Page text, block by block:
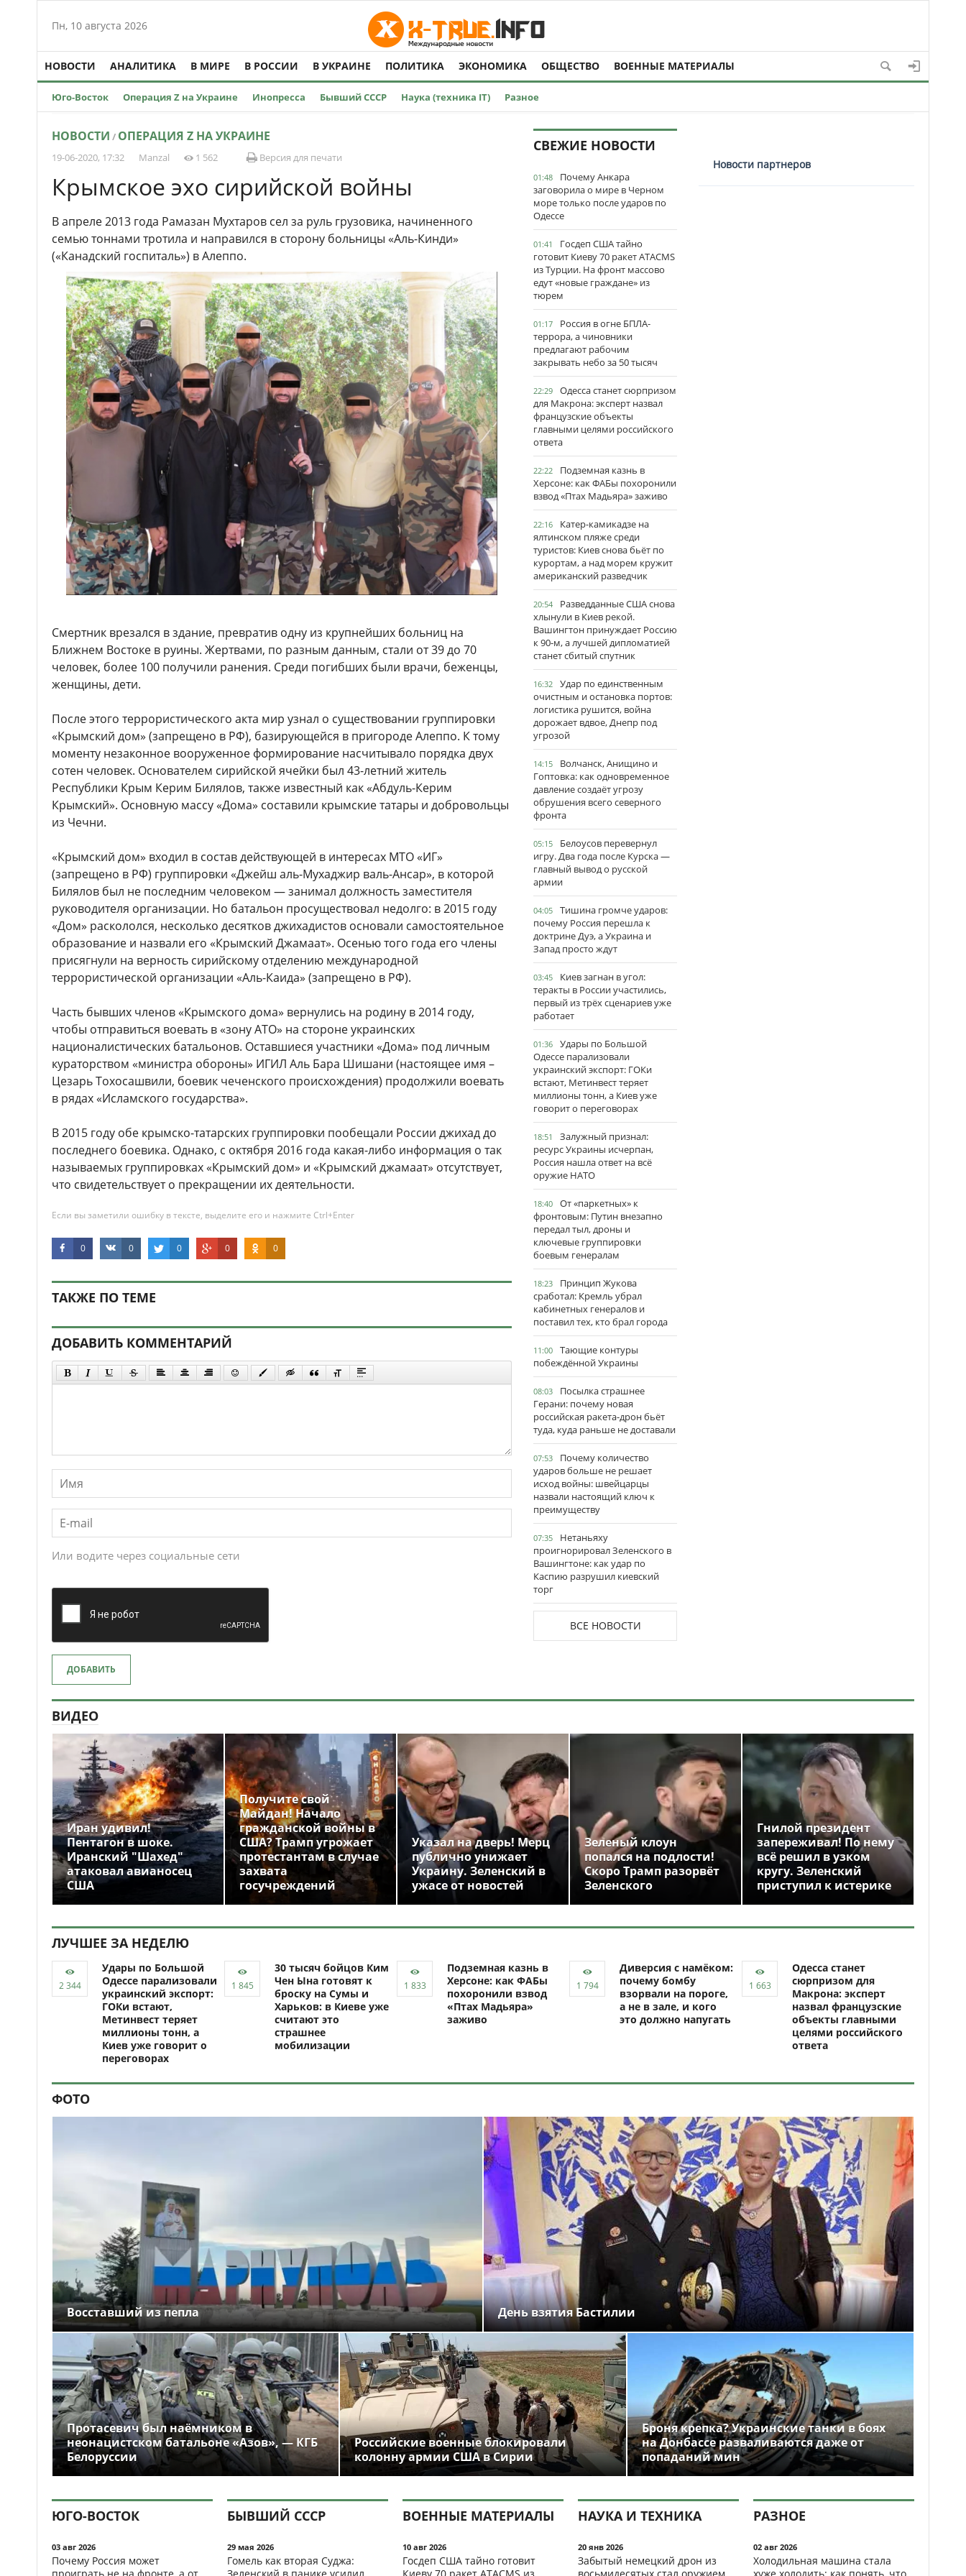
Пн, 10 августа 2026
НОВОСТИ АНАЛИТИКА В МИРЕ В РОССИИ В УКРАИНЕ ПОЛИТИКА ЭКОНОМИКА ОБЩЕСТВО ВОЕННЫЕ МАТЕРИАЛЫ
Юго-Восток Операция Z на Украине Инопресса Бывший СССР Наука (техника IT) Разное
НОВОСТИ / ОПЕРАЦИЯ Z НА УКРАИНЕ
19-06-2020, 17:32 Manzal 1 562 Версия для печати
Крымское эхо сирийской войны
В апреле 2013 года Рамазан Мухтаров сел за руль грузовика, начиненного
семью тоннами тротила и направился в сторону больницы «Аль-Кинди»
(«Канадский госпиталь») в Алеппо.
Смертник врезался в здание, превратив одну из крупнейших больниц на
Ближнем Востоке в руины. Жертвами, по разным данным, стали от 39 до 70
человек, более 100 получили ранения. Среди погибших были врачи, беженцы,
женщины, дети.
После этого террористического акта мир узнал о существовании группировки
«Крымский дом» (запрещено в РФ), базирующейся в пригороде Алеппо. К тому
моменту незаконное вооруженное формирование насчитывало порядка двух
сотен человек. Основателем сирийской ячейки был 43-летний житель
Республики Крым Керим Билялов, также известный как «Абдуль-Керим
Крымский». Основную массу «Дома» составили крымские татары и добровольцы
из Чечни.
«Крымский дом» входил в состав действующей в интересах МТО «ИГ»
(запрещено в РФ) группировки «Джейш аль-Мухаджир валь-Ансар», в которой
Билялов был не последним человеком — занимал должность заместителя
руководителя организации. Но батальон просуществовал недолго: в 2015 году
«Дом» раскололся, несколько десятков джихадистов основали самостоятельное
образование и назвали его «Крымский Джамаат». Осенью того года его члены
присягнули на верность сирийскому отделению международной
террористической организации «Аль-Каида» (запрещено в РФ).
Часть бывших членов «Крымского дома» вернулись на родину в 2014 году,
чтобы отправиться воевать в «зону АТО» на стороне украинских
националистических батальонов. Оставшиеся участники «Дома» под личным
кураторством «министра обороны» ИГИЛ Аль Бара Шишани (настоящее имя –
Цезарь Тохосашвили, боевик чеченского происхождения) продолжили воевать
в рядах «Исламского государства».
В 2015 году обе крымско-татарских группировки пообещали России джихад до
последнего боевика. Однако, с октября 2016 года какая-либо информация о так
называемых группировках «Крымский дом» и «Крымский джамаат» отсутствует,
что свидетельствует о прекращении их деятельности.
Если вы заметили ошибку в тексте, выделите его и нажмите Ctrl+Enter
0 0 0 0 0
ТАКЖЕ ПО ТЕМЕ
ДОБАВИТЬ КОММЕНТАРИЙ
Или водите через социальные сети
ДОБАВИТЬ
СВЕЖИЕ НОВОСТИ
01:48
Почему Анкара
заговорила о мире в Черном
море только после ударов по
Одессе
01:41
Госдеп США тайно
готовит Киеву 70 ракет ATACMS
из Турции. На фронт массово
едут «новые граждане» из
тюрем
01:17
Россия в огне БПЛА-
террора, а чиновники
предлагают рабочим
закрывать небо за 50 тысяч
22:29
Одесса станет сюрпризом
для Макрона: эксперт назвал
французские объекты
главными целями российского
ответа
22:22
Подземная казнь в
Херсоне: как ФАБы похоронили
взвод «Птах Мадьяра» заживо
22:16
Катер-камикадзе на
ялтинском пляже среди
туристов: Киев снова бьёт по
курортам, а над морем кружит
американский разведчик
20:54
Разведданные США снова
хлынули в Киев рекой.
Вашингтон принуждает Россию
к 90-м, а лучшей дипломатией
станет сбитый спутник
16:32
Удар по единственным
очистным и остановка портов:
логистика рушится, война
дорожает вдвое, Днепр под
угрозой
14:15
Волчанск, Анищино и
Гоптовка: как одновременное
давление создаёт угрозу
обрушения всего северного
фронта
05:15
Белоусов перевернул
игру. Два года после Курска —
главный вывод о русской
армии
04:05
Тишина громче ударов:
почему Россия перешла к
доктрине Дуэ, а Украина и
Запад просто ждут
03:45
Киев загнан в угол:
теракты в России участились,
первый из трёх сценариев уже
работает
01:36
Удары по Большой
Одессе парализовали
украинский экспорт: ГОКи
встают, Метинвест теряет
миллионы тонн, а Киев уже
говорит о переговорах
18:51
Залужный признал:
ресурс Украины исчерпан,
Россия нашла ответ на всё
оружие НАТО
18:40
От «паркетных» к
фронтовым: Путин внезапно
передал тыл, дроны и
ключевые группировки
боевым генералам
18:23
Принцип Жукова
сработал: Кремль убрал
кабинетных генералов и
поставил тех, кто брал города
11:00
Тающие контуры
побеждённой Украины
08:03
Посылка страшнее
Герани: почему новая
российская ракета-дрон бьёт
туда, куда раньше не доставали
07:53
Почему количество
ударов больше не решает
исход войны: швейцарцы
назвали настоящий ключ к
преимуществу
07:35
Нетаньяху
проигнорировал Зеленского в
Вашингтоне: как удар по
Каспию разрушил киевский
торг
ВСЕ НОВОСТИ
Новости партнеров
ВИДЕО
Иран удивил!
Пентагон в шоке.
Иранский "Шахед"
атаковал авианосец
США
Получите свой
Майдан! Начало
гражданской войны в
США? Трамп угрожает
протестантам в случае
захвата
госучреждений
Указал на дверь! Мерц
публично унижает
Украину. Зеленский в
ужасе от новостей
Зеленый клоун
попался на подлости!
Скоро Трамп разорвёт
Зеленского
Гнилой президент
запереживал! По нему
всё решил в узком
кругу. Зеленский
приступил к истерике
ЛУЧШЕЕ ЗА НЕДЕЛЮ
Удары по Большой
Одессе парализовали
украинский экспорт:
ГОКи встают,
Метинвест теряет
миллионы тонн, а
Киев уже говорит о
переговорах
30 тысяч бойцов Ким
Чен Ына готовят к
броску на Сумы и
Харьков: в Киеве уже
считают это
страшнее
мобилизации
Подземная казнь в
Херсоне: как ФАБы
похоронили взвод
«Птах Мадьяра»
заживо
Диверсия с намёком:
почему бомбу
взорвали на пороге,
а не в зале, и кого
это должно напугать
Одесса станет
сюрпризом для
Макрона: эксперт
назвал французские
объекты главными
целями российского
ответа
ФОТО
Восставший из пепла День взятия Бастилии
Протасевич был наёмником в
неонацистском батальоне «Азов», — КГБ
Белоруссии
Российские военные блокировали
колонну армии США в Сирии
Броня крепка? Украинские танки в боях
на Донбассе разваливаются даже от
попаданий мин
ЮГО-ВОСТОК
03 авг 2026
Почему Россия может
БЫВШИЙ СССР
29 мая 2026
Гомель как вторая Суджа:
ВОЕННЫЕ МАТЕРИАЛЫ
10 авг 2026
Госдеп США тайно готовит
НАУКА И ТЕХНИКА
20 янв 2026
Забытый немецкий дрон из
РАЗНОЕ
02 авг 2026
Холодильная машина стала